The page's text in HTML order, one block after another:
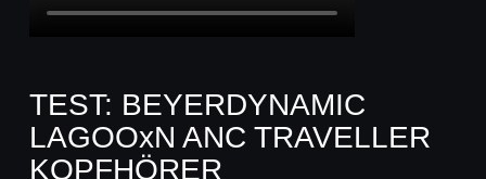
TEST: BEYERDYNAMIC
LAGOOxN ANC TRAVELLER
KOPFHÖRER